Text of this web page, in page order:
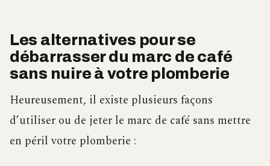
Les alternatives pour se
débarrasser du marc de café
sans nuire à votre plomberie
Heureusement, il existe plusieurs façons
d’utiliser ou de jeter le marc de café sans mettre
en péril votre plomberie :